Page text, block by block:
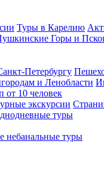
Туры в Карелию
Горы и
Петербургу
и Ленобласти
от 10 человек
экскурсии
туры
небанальные туры